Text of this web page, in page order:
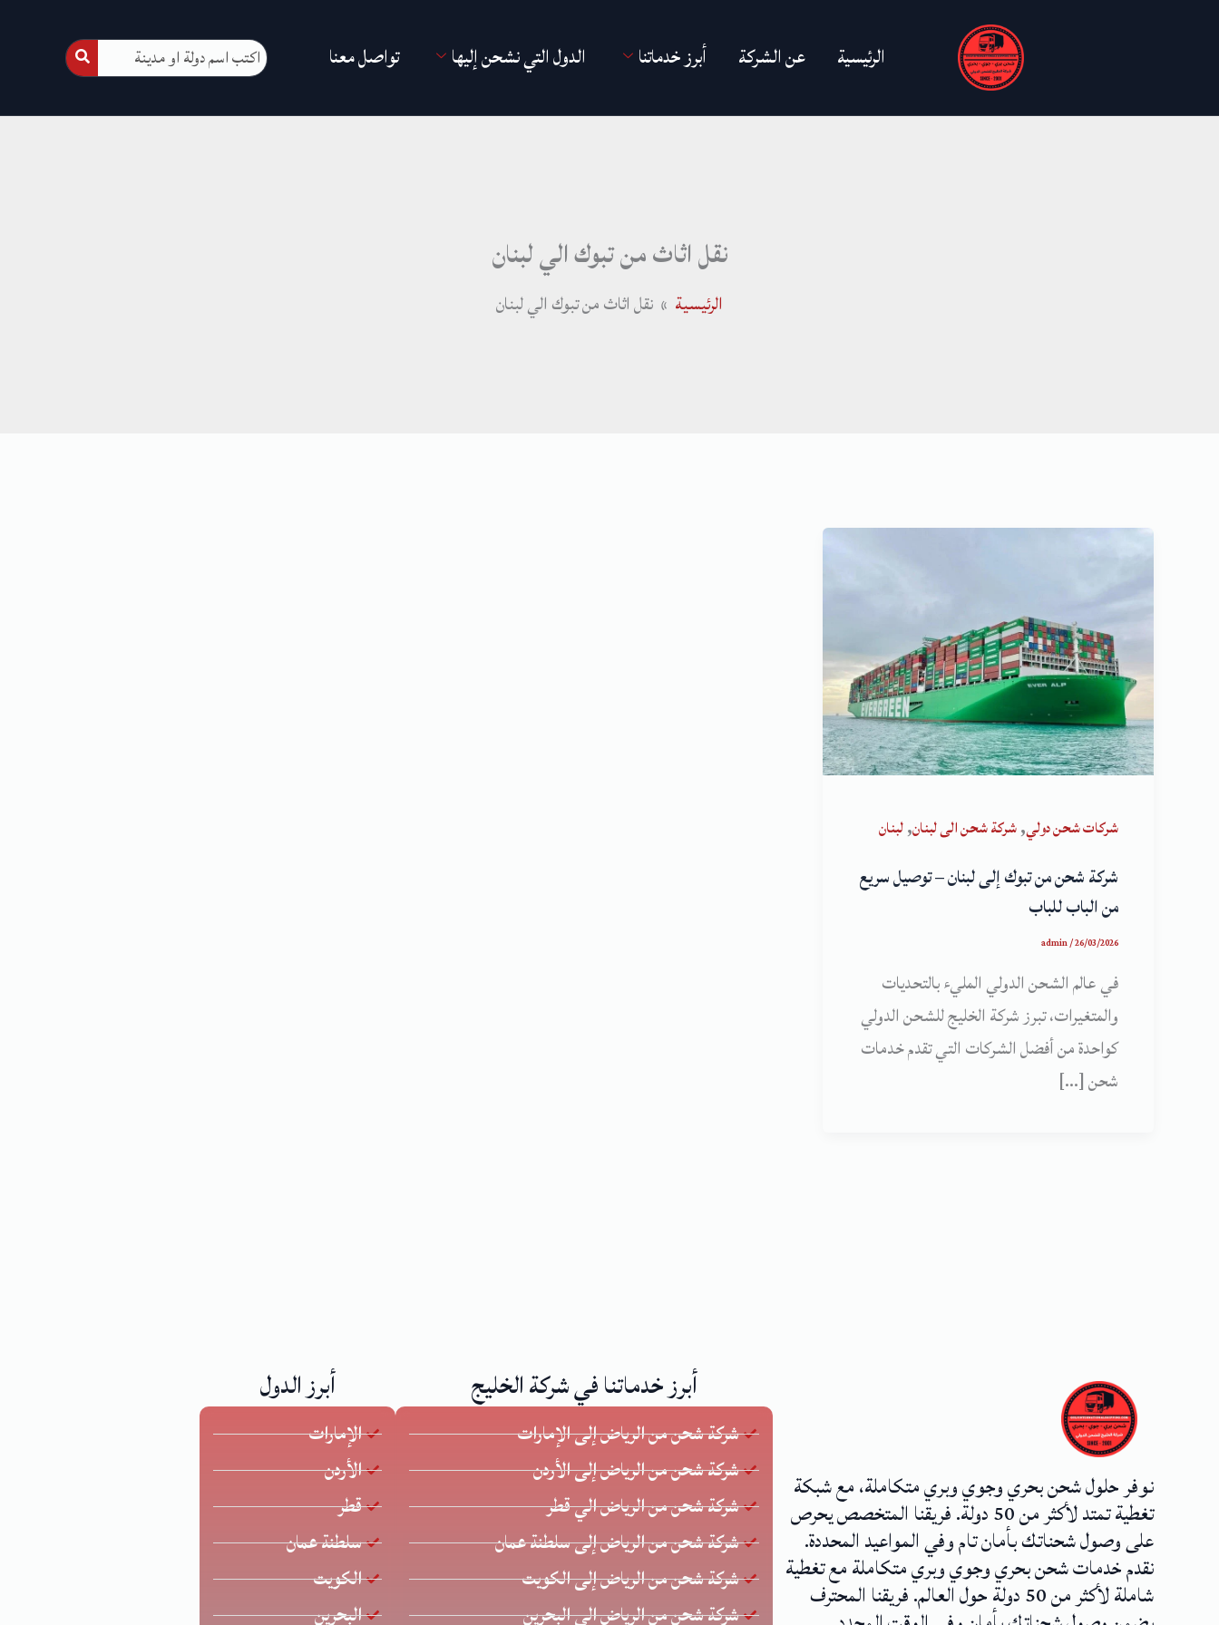
الرئيسية عن الشركة أبرز خدماتنا الدول التي نشحن إليها تواصل معنا
نقل اثاث من تبوك الي لبنان
الرئيسية نقل اثاث من تبوك الي لبنان
شركات شحن دولي,شركة شحن الى لبنان,لبنان
شركة شحن من تبوك إلى لبنان – توصيل سريع
من الباب للباب
admin/26/03/2026
في عالم الشحن الدولي المليء بالتحديات
والمتغيرات، تبرز شركة الخليج للشحن الدولي
كواحدة من أفضل الشركات التي تقدم خدمات
شحن […]
نوفر حلول شحن بحري وجوي وبري متكاملة، مع شبكة
تغطية تمتد لأكثر من 50 دولة. فريقنا المتخصص يحرص
على وصول شحناتك بأمان تام وفي المواعيد المحددة.
نقدم خدمات شحن بحري وجوي وبري متكاملة مع تغطية
شاملة لأكثر من 50 دولة حول العالم. فريقنا المحترف
أبرز خدماتنا في شركة الخليج
شركة شحن من الرياض إلى الإمارات
شركة شحن من الرياض إلى الأردن
شركة شحن من الرياض الي قطر
شركة شحن من الرياض إلى سلطنة عمان
شركة شحن من الرياض إلى الكويت
شركة شحن من الرياض الي البحرين
أبرز الدول
الإمارات
الأردن
قطر
سلطنة عمان
الكويت
البحرين